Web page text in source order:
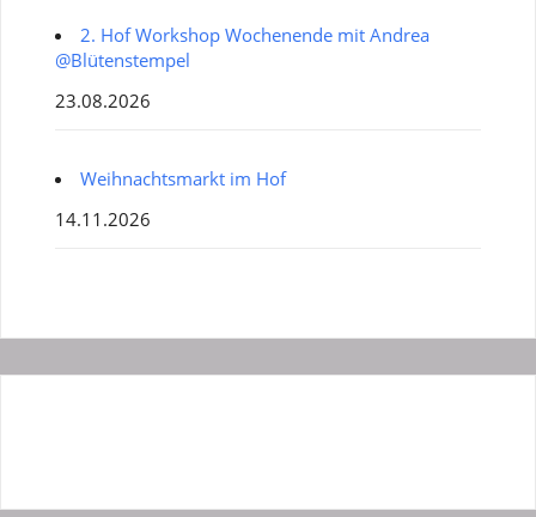
2. Hof Workshop Wochenende mit Andrea
@Blütenstempel
23.08.2026
Weihnachtsmarkt im Hof
14.11.2026